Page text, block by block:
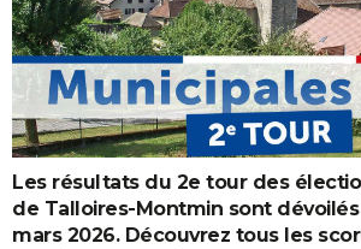
Les résultats du 2e tour des
de Talloires-Montmin sont
mars 2026. Découvrez tous les